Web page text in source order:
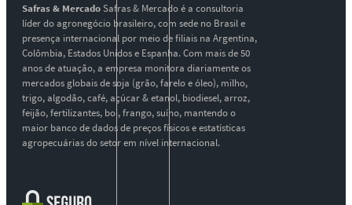
Safras & MercadoSafras & Mercado é a consultoria
líder do agronegócio brasileiro, com sede no Brasil e
presença internacional por meio de filiais na Argentina,
Colômbia, Estados Unidos e Espanha. Com mais de 50
anos de atuação, a empresa monitora diariamente os
mercados globais de soja (grão, farelo e óleo), milho,
trigo, algodão, café, açúcar & etanol, biodiesel, arroz,
feijão, fertilizantes, boi, frango, suíno, mantendo o
maior banco de dados de preços físicos e estatísticas
agropecuárias do setor em nível internacional.